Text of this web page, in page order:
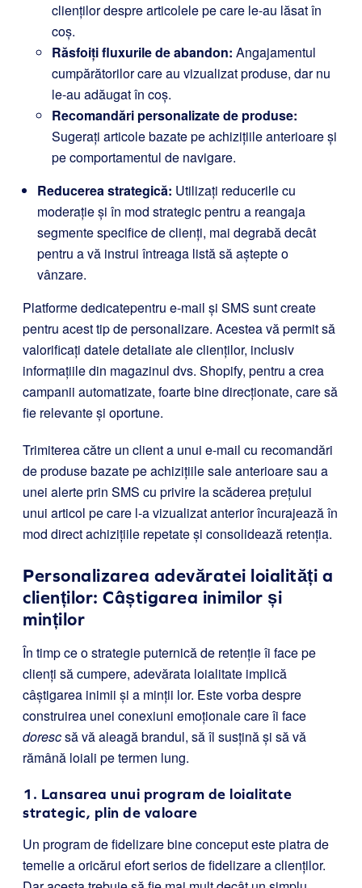
clienților despre articolele pe care le-au lăsat în
coș.
Răsfoiți fluxurile de abandon: Angajamentul
cumpărătorilor care au vizualizat produse, dar nu
le-au adăugat în coș.
Recomandări personalizate de produse:
Sugerați articole bazate pe achizițiile anterioare și
pe comportamentul de navigare.
Reducerea strategică: Utilizați reducerile cu
moderație și în mod strategic pentru a reangaja
segmente specifice de clienți, mai degrabă decât
pentru a vă instrui întreaga listă să aștepte o
vânzare.
Platformededicatepentru e-mail și SMS sunt create
pentru acest tip de personalizare. Acestea vă permit să
valorificați datele detaliate ale clienților, inclusiv
informațiile din magazinul dvs. Shopify, pentru a crea
campanii automatizate, foarte bine direcționate, care să
fie relevante și oportune.
Trimiterea către un client a unui e-mail cu recomandări
de produse bazate pe achizițiile sale anterioare sau a
unei alerte prin SMS cu privire la scăderea prețului
unui articol pe care l-a vizualizat anterior încurajează în
mod direct achizițiile repetate și consolidează retenția.
Personalizarea adevăratei loialități a
clienților: Câștigarea inimilor și
minților
În timp ce o strategie puternică de retenție îi face pe
clienți să cumpere, adevărata loialitate implică
câștigarea inimii și a minții lor. Este vorba despre
construirea unei conexiuni emoționale care îi face
dorescsă vă aleagă brandul, să îl susțină și să vă
rămână loiali pe termen lung.
1. Lansarea unui program de loialitate
strategic, plin de valoare
Un program de fidelizare bine conceput este piatra de
temelie a oricărui efort serios de fidelizare a clienților.